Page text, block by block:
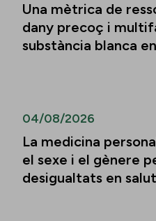
Una mètrica de
dany precoç i
substància blanca
04/08/2026
La medicina
el sexe i el gènere
desigualtats en salut